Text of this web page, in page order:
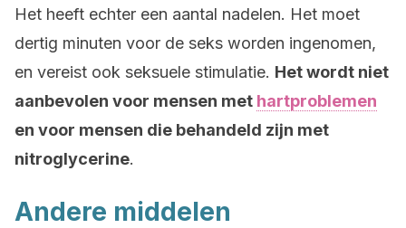
Het heeft echter een aantal nadelen. Het moet
dertig minuten voor de seks worden ingenomen,
en vereist ook seksuele stimulatie. Het wordt niet
aanbevolen voor mensen met hartproblemen
en voor mensen die behandeld zijn met
nitroglycerine.
Andere middelen